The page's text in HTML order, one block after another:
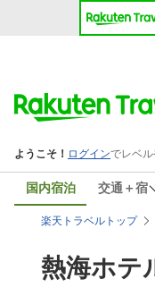
国内宿泊 交通＋宿
楽天トラベルトップ
熱海ホテ